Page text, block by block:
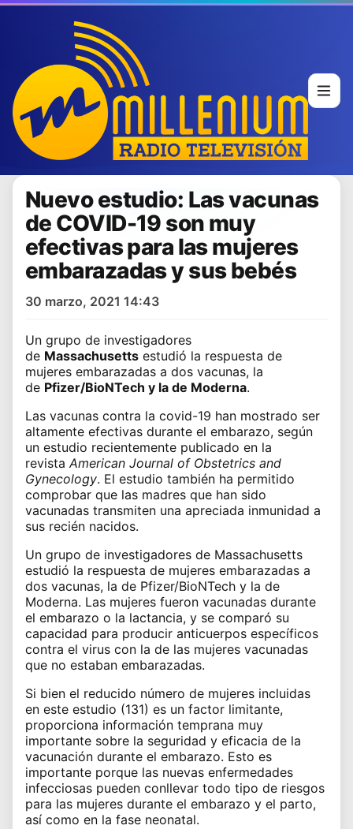
Nuevo estudio: Las vacunas
de COVID-19 son muy
efectivas para las mujeres
embarazadas y sus bebés
30 marzo, 2021 14:43
Un grupo de investigadores
de Massachusetts estudió la respuesta de
mujeres embarazadas a dos vacunas, la
de Pfizer/BioNTech y la de Moderna.
Las vacunas contra la covid-19 han mostrado ser
altamente efectivas durante el embarazo, según
un estudio recientemente publicado en la
revista American Journal of Obstetrics and
Gynecology. El estudio también ha permitido
comprobar que las madres que han sido
vacunadas transmiten una apreciada inmunidad a
sus recién nacidos.
Un grupo de investigadores de Massachusetts
estudió la respuesta de mujeres embarazadas a
dos vacunas, la de Pfizer/BioNTech y la de
Moderna. Las mujeres fueron vacunadas durante
el embarazo o la lactancia, y se comparó su
capacidad para producir anticuerpos específicos
contra el virus con la de las mujeres vacunadas
que no estaban embarazadas.
Si bien el reducido número de mujeres incluidas
en este estudio (131) es un factor limitante,
proporciona información temprana muy
importante sobre la seguridad y eficacia de la
vacunación durante el embarazo. Esto es
importante porque las nuevas enfermedades
infecciosas pueden conllevar todo tipo de riesgos
para las mujeres durante el embarazo y el parto,
así como en la fase neonatal.